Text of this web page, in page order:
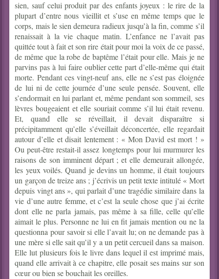
sien, sauf celui produit par des enfants joyeux : le rire de la
plupart d’entre nous vieillit et s’use en même temps que le
corps, mais le sien demeura radieux jusqu’à la fin, comme s’il
renaissait à la vie chaque matin. L’enfance ne l’avait pas
quittée tout à fait et son rire était pour moi la voix de ce passé,
de même que la robe de baptême l’était pour elle. Mais je ne
parvins pas à lui faire oublier cette part d’elle-même qui était
morte. Pendant ces vingt-neuf ans, elle ne s’est pas éloignée
de lui ni de cette journée d’une seule pensée. Souvent, elle
s’endormait en lui parlant et, même pendant son sommeil, ses
lèvres bougeaient et elle souriait comme s’il lui était revenu.
Et, quand elle se réveillait, il devait disparaître si
précipitamment qu’elle s’éveillait déconcertée, elle regardait
autour d’elle et disait lentement : « Mon David est mort ! »
Ou peut-être restait-il assez longtemps pour lui murmurer les
raisons de son imminent départ ; et elle demeurait allongée,
les yeux voilés. Quand je devins un homme, il était toujours
un garçon de treize ans ; j’écrivis un petit texte intitulé « Mort
depuis vingt ans », qui parlait d’une tragédie similaire dans la
vie d’une autre femme, et c’est la seule chose que j’ai écrite
dont elle ne parla jamais, pas même à sa fille, celle qu’elle
aimait le plus. Personne ne lui en fit jamais mention ou ne la
questionna pour savoir si elle l’avait lu; on ne demande pas à
une mère si elle sait qu’il y a un petit cercueil dans sa maison.
Elle lut plusieurs fois le livre dans lequel il est imprimé mais,
quand elle arrivait à ce chapitre, elle posait ses mains sur son
cœur ou bien se bouchait les oreilles.